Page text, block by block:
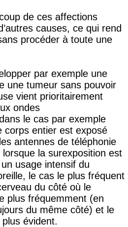
de ces affections
causes, ce qui rend
procéder à toute une
par exemple une
une tumeur sans pouvoir
vient prioritairement
ondes
le cas par exemple
corps entier est exposé
antennes de téléphonie
la surexposition est
usage intensif du
le cas le plus fréquent
du côté où le
plus fréquemment (en
du même côté) et le
évident.